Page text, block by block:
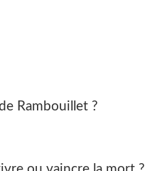
Rambouillet ?